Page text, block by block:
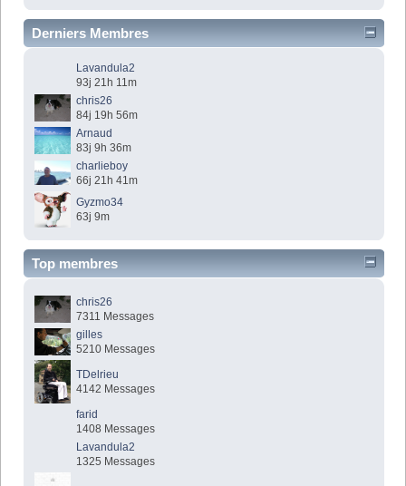
Derniers Membres
Lavandula2
93j 21h 11m
chris26
84j 19h 56m
Arnaud
83j 9h 36m
charlieboy
66j 21h 41m
Gyzmo34
63j 9m
Top membres
chris26
7311 Messages
gilles
5210 Messages
TDelrieu
4142 Messages
farid
1408 Messages
Lavandula2
1325 Messages